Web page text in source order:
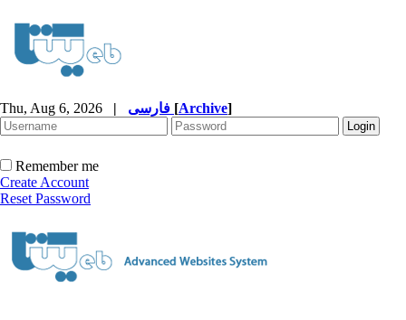
Thu, Aug 6, 2026 | [Archive]
Remember me
Create Account
Reset Password